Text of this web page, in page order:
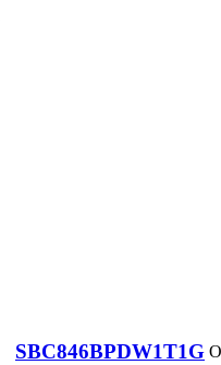
SBC846BPDW1T1G